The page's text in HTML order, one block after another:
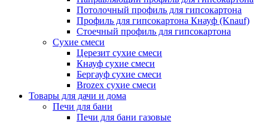
Потолочный профиль для гипсокартона
Профиль для гипсокартона Кнауф (Knauf)
Стоечный профиль для гипсокартона
Сухие смеси
Церезит сухие смеси
Кнауф сухие смеси
Бергауф сухие смеси
Brozex сухие смеси
Товары для дачи и дома
Печи для бани
Печи для бани газовые